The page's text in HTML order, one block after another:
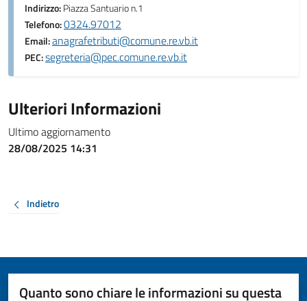
Indirizzo:Piazza Santuario n.1
Telefono:0324.97012
Email:anagrafetributi@comune.re.vb.it
PEC:segreteria@pec.comune.re.vb.it
Ulteriori Informazioni
Ultimo aggiornamento
28/08/2025 14:31
Indietro
Quanto sono chiare le informazioni su questa